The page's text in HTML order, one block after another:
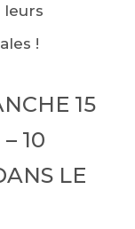
leurs
!
15
10
LE